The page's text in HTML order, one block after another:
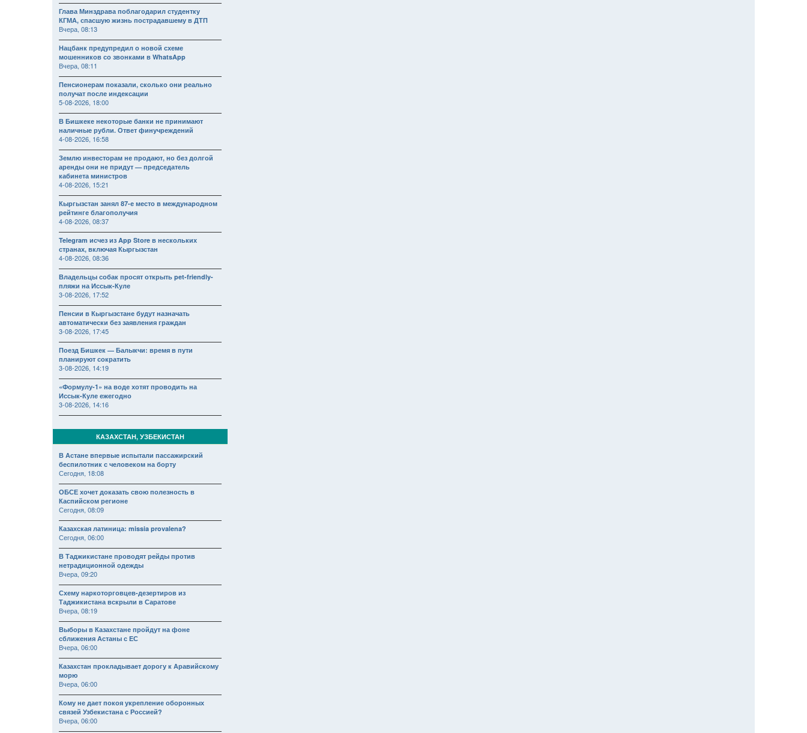
Глава Минздрава поблагодарил студентку
КГМА, спасшую жизнь пострадавшему в ДТП
Вчера, 08:13
Нацбанк предупредил о новой схеме
мошенников со звонками в WhatsApp
Вчера, 08:11
Пенсионерам показали, сколько они реально
получат после индексации
5-08-2026, 18:00
В Бишкеке некоторые банки не принимают
наличные рубли. Ответ финучреждений
4-08-2026, 16:58
Землю инвесторам не продают, но без долгой
аренды они не придут — председатель
кабинета министров
4-08-2026, 15:21
Кыргызстан занял 87-е место в международном
рейтинге благополучия
4-08-2026, 08:37
Telegram исчез из App Store в нескольких
странах, включая Кыргызстан
4-08-2026, 08:36
Владельцы собак просят открыть pet-friendly-
пляжи на Иссык-Куле
3-08-2026, 17:52
Пенсии в Кыргызстане будут назначать
автоматически без заявления граждан
3-08-2026, 17:45
Поезд Бишкек — Балыкчи: время в пути
планируют сократить
3-08-2026, 14:19
«Формулу-1» на воде хотят проводить на
Иссык-Куле ежегодно
3-08-2026, 14:16
КАЗАХСТАН, УЗБЕКИСТАН
В Астане впервые испытали пассажирский
беспилотник с человеком на борту
Сегодня, 18:08
ОБСЕ хочет доказать свою полезность в
Каспийском регионе
Сегодня, 08:09
Казахская латиница: missia provalena?
Сегодня, 06:00
В Таджикистане проводят рейды против
нетрадиционной одежды
Вчера, 09:20
Схему наркоторговцев-дезертиров из
Таджикистана вскрыли в Саратове
Вчера, 08:19
Выборы в Казахстане пройдут на фоне
сближения Астаны с ЕС
Вчера, 06:00
Казахстан прокладывает дорогу к Аравийскому
морю
Вчера, 06:00
Кому не дает покоя укрепление оборонных
связей Узбекистана с Россией?
Вчера, 06:00